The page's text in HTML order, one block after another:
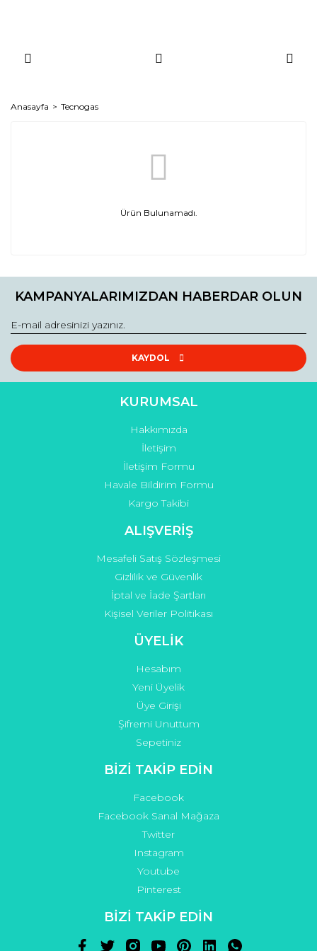
Anasayfa Tecnogas
Ürün Bulunamadı.
KAMPANYALARIMIZDAN HABERDAR OLUN
KAYDOL
KURUMSAL
Hakkımızda
İletişim
İletişim Formu
Havale Bildirim Formu
Kargo Takibi
ALIŞVERİŞ
Mesafeli Satış Sözleşmesi
Gizlilik ve Güvenlik
İptal ve İade Şartları
Kişisel Veriler Politikası
ÜYELİK
Hesabım
Yeni Üyelik
Üye Girişi
Şifremi Unuttum
Sepetiniz
BİZİ TAKİP EDİN
Facebook
Facebook Sanal Mağaza
Twitter
Instagram
Youtube
Pinterest
BİZİ TAKİP EDİN